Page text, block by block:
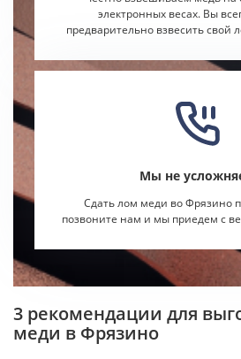
электронных весах. Вы
предварительно взвесить свой
Мы не
Сдать лом меди во Фрязино
позвоните нам и мы приедем с
3 рекомендации для
меди в Фрязино